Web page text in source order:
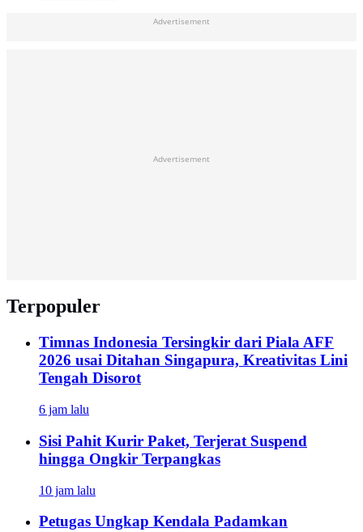
Advertisement
Advertisement
Terpopuler
Timnas Indonesia Tersingkir dari Piala AFF
2026 usai Ditahan Singapura, Kreativitas Lini
Tengah Disorot
6 jam lalu
Sisi Pahit Kurir Paket, Terjerat Suspend
hingga Ongkir Terpangkas
10 jam lalu
Petugas Ungkap Kendala Padamkan